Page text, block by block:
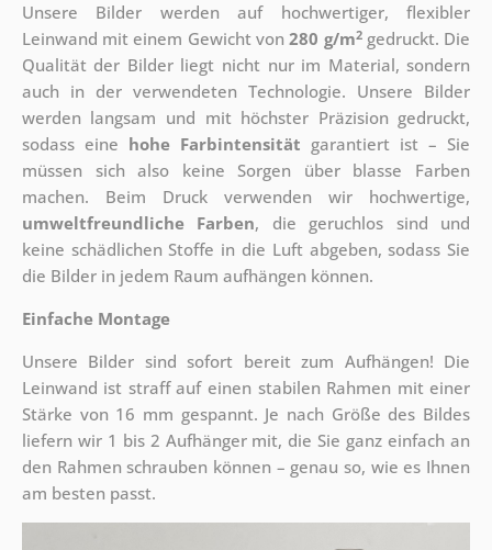
Unsere Bilder werden auf hochwertiger, flexibler
Leinwand mit einem Gewicht von280 g/m2gedruckt. Die
Qualität der Bilder liegt nicht nur im Material, sondern
auch in der verwendeten Technologie. Unsere Bilder
werden langsam und mit höchster Präzision gedruckt,
sodass eine hohe Farbintensität garantiert ist – Sie
müssen sich also keine Sorgen über blasse Farben
machen. Beim Druck verwenden wir hochwertige,
umweltfreundliche Farben, die geruchlos sind und
keine schädlichen Stoffe in die Luft abgeben, sodass Sie
die Bilder in jedem Raum aufhängen können.
Einfache Montage
Unsere Bilder sind sofort bereit zum Aufhängen! Die
Leinwand ist straff auf einen stabilen Rahmen mit einer
Stärke von 16 mm gespannt. Je nach Größe des Bildes
liefern wir 1 bis 2 Aufhänger mit, die Sie ganz einfach an
den Rahmen schrauben können – genau so, wie es Ihnen
am besten passt.